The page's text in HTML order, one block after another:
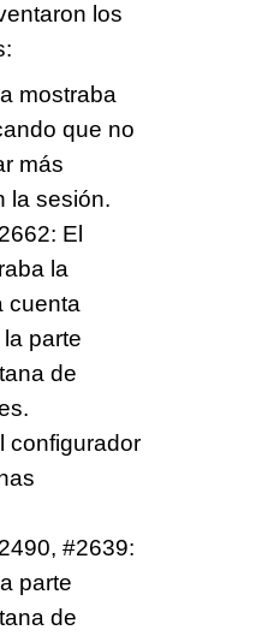
los
mostraba
que no
más
la sesión.
: El
la
cuenta
parte
de
configurador
, #2639:
parte
de